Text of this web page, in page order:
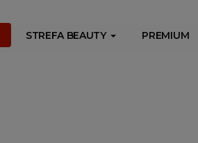
STREFA BEAUTY PREMIUM